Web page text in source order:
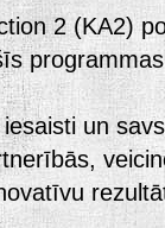
2 (KA2)
un